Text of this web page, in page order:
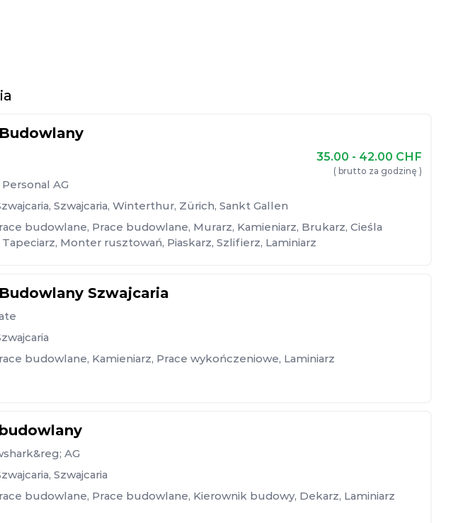
35.00 - 42.00 CHF
( brutto za godzinę )
Personal AG
, Szwajcaria, Winterthur, Zürich, Sankt Gallen
budowlane, Prace budowlane, Murarz, Kamieniarz, Brukarz, Cieśla
Tapeciarz, Monter rusztowań, Piaskarz, Szlifierz, Laminiarz
Szwajcaria
budowlane, Kamieniarz, Prace wykończeniowe, Laminiarz
AG
, Szwajcaria
budowlane, Prace budowlane, Kierownik budowy, Dekarz, Laminiarz